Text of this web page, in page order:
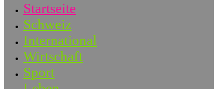
Startseite
Schweiz
International
Wirtschaft
Sport